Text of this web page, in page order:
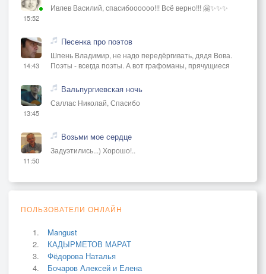
15:52
Ивлев Василий, спасибоооооо!!! Всё верно!!! 🤗✨✨✨
14:43
Песенка про поэтов
Шпень Владимир, не надо передёргивать, дядя Вова.
Поэты - всегда поэты. А вот графоманы, прячущиеся
13:45
Вальпургиевская ночь
Саллас Николай, Спасибо
11:50
Возьми мое сердце
Задуэтились...) Хорошо!..
ПОЛЬЗОВАТЕЛИ ОНЛАЙН
Mangust
КАДЫРМЕТОВ МАРАТ
Фёдорова Наталья
Бочаров Алексей и Елена